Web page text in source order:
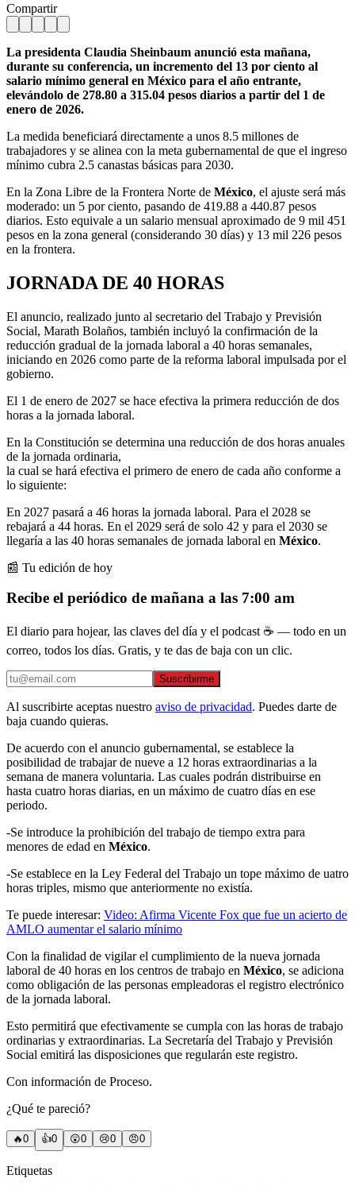
Compartir
La presidenta Claudia Sheinbaum anunció esta mañana,
durante su conferencia, un incremento del 13 por ciento al
salario mínimo general en México para el año entrante,
elevándolo de 278.80 a 315.04 pesos diarios a partir del 1 de
enero de 2026.
La medida beneficiará directamente a unos 8.5 millones de
trabajadores y se alinea con la meta gubernamental de que el ingreso
mínimo cubra 2.5 canastas básicas para 2030.
En la Zona Libre de la Frontera Norte de México, el ajuste será más
moderado: un 5 por ciento, pasando de 419.88 a 440.87 pesos
diarios. Esto equivale a un salario mensual aproximado de 9 mil 451
pesos en la zona general (considerando 30 días) y 13 mil 226 pesos
en la frontera.
JORNADA DE 40 HORAS
El anuncio, realizado junto al secretario del Trabajo y Previsión
Social, Marath Bolaños, también incluyó la confirmación de la
reducción gradual de la jornada laboral a 40 horas semanales,
iniciando en 2026 como parte de la reforma laboral impulsada por el
gobierno.
El 1 de enero de 2027 se hace efectiva la primera reducción de dos
horas a la jornada laboral.
En la Constitución se determina una reducción de dos horas anuales
de la jornada ordinaria,
la cual se hará efectiva el primero de enero de cada año conforme a
lo siguiente:
En 2027 pasará a 46 horas la jornada laboral. Para el 2028 se
rebajará a 44 horas. En el 2029 será de solo 42 y para el 2030 se
llegaría a las 40 horas semanales de jornada laboral en México.
📰 Tu edición de hoy
Recibe el periódico de mañana a las 7:00 am
El diario para hojear, las claves del día y el podcast ☕ — todo en un
correo, todos los días. Gratis, y te das de baja con un clic.
Suscribirme
Al suscribirte aceptas nuestro aviso de privacidad. Puedes darte de
baja cuando quieras.
De acuerdo con el anuncio gubernamental, se establece la
posibilidad de trabajar de nueve a 12 horas extraordinarias a la
semana de manera voluntaria. Las cuales podrán distribuirse en
hasta cuatro horas diarias, en un máximo de cuatro días en ese
periodo.
-Se introduce la prohibición del trabajo de tiempo extra para
menores de edad en México.
-Se establece en la Ley Federal del Trabajo un tope máximo de uatro
horas triples, mismo que anteriormente no existía.
Te puede interesar: Video: Afirma Vicente Fox que fue un acierto de
AMLO aumentar el salario mínimo
Con la finalidad de vigilar el cumplimiento de la nueva jornada
laboral de 40 horas en los centros de trabajo en México, se adiciona
como obligación de las personas empleadoras el registro electrónico
de la jornada laboral.
Esto permitirá que efectivamente se cumpla con las horas de trabajo
ordinarias y extraordinarias. La Secretaría del Trabajo y Previsión
Social emitirá las disposiciones que regularán este registro.
Con información de Proceso.
¿Qué te pareció?
🔥0 👍0 😲0 😢0 😠0
Etiquetas